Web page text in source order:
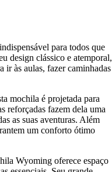
para todos que
design clássico e atemporal,
ir às aulas, fazer caminhadas
mochila é projetada para
reforçadas fazem dela uma
as suas aventuras. Além
um conforto ótimo
Wyoming oferece espaço